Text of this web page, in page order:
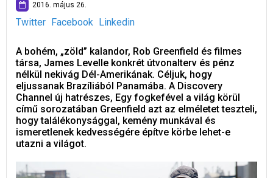
2016. május 26.
Twitter Facebook Linkedin
A bohém, „zöld” kalandor, Rob Greenfield és filmes
társa, James Levelle konkrét útvonalterv és pénz
nélkül nekivág Dél-Amerikának. Céljuk, hogy
eljussanak Brazíliából Panamába. A Discovery
Channel új hatrészes, Egy fogkefével a világ körül
című sorozatában Greenfield azt az elméletet teszteli,
hogy találékonysággal, kemény munkával és
ismeretlenek kedvességére építve körbe lehet-e
utazni a világot.